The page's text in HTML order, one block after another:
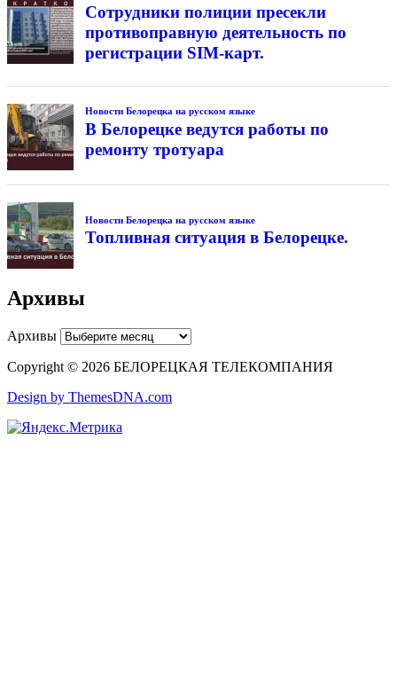
Сотрудники полиции пресекли
противоправную деятельность по
регистрации SIM-карт.
Новости Белорецка на русском языке
В Белорецке ведутся работы по
ремонту тротуара
Новости Белорецка на русском языке
Топливная ситуация в Белорецке.
Архивы
Архивы
Copyright © 2026 БЕЛОРЕЦКАЯ ТЕЛЕКОМПАНИЯ
Design by ThemesDNA.com